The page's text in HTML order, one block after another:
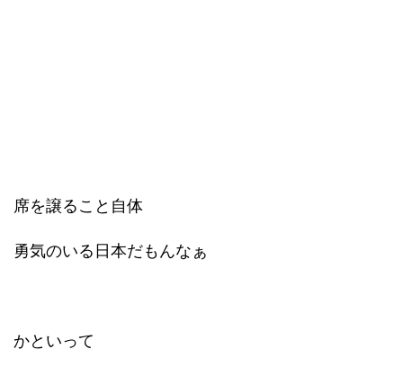
席を譲ること自体
勇気のいる日本だもんなぁ
かといって